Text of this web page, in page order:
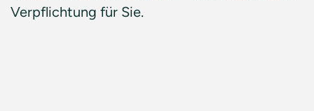
Verpflichtung für Sie.